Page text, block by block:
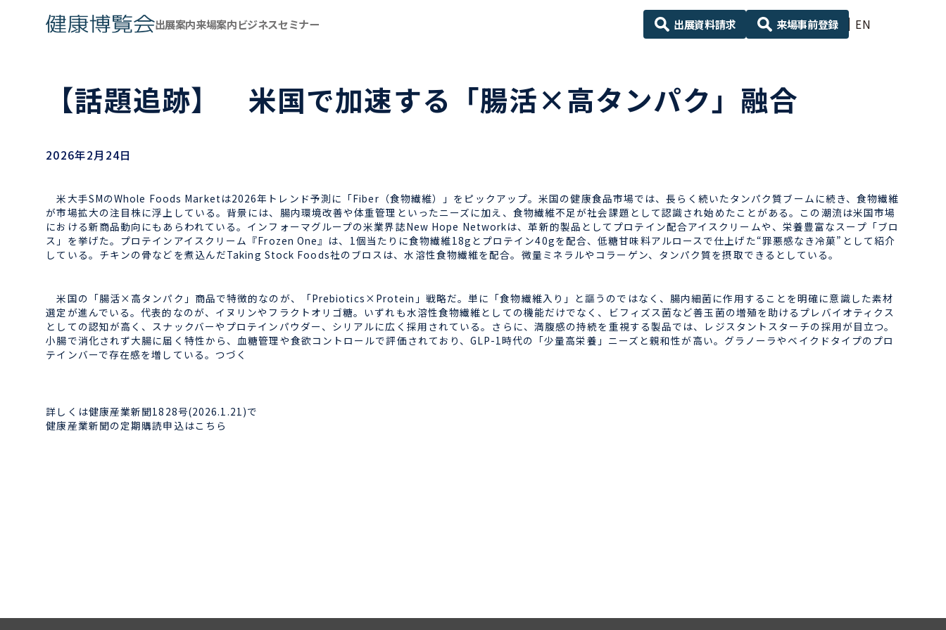
EN
出展案内来場案内ビジネスセミナー 出展資料請求 来場事前登録
【話題追跡】 米国で加速する「腸活×高タンパク」融合
2026年2月24日
米大手SMのWhole Foods Marketは2026年トレンド予測に「Fiber（食物繊維）」をピックアップ。米国の健康食品市場では、長らく続いたタンパク質ブームに続き、食物繊維
が市場拡大の注目株に浮上している。背景には、腸内環境改善や体重管理といったニーズに加え、食物繊維不足が社会課題として認識され始めたことがある。この潮流は米国市場
における新商品動向にもあらわれている。インフォーマグループの米業界誌New Hope Networkは、革新的製品としてプロテイン配合アイスクリームや、栄養豊富なスープ「ブロ
ス」を挙げた。プロテインアイスクリーム『Frozen One』は、1個当たりに食物繊維18gとプロテイン40gを配合、低糖甘味料アルロースで仕上げた“罪悪感なき冷菓”として紹介
している。チキンの骨などを煮込んだTaking Stock Foods社のブロスは、水溶性食物繊維を配合。微量ミネラルやコラーゲン、タンパク質を摂取できるとしている。
米国の「腸活×高タンパク」商品で特徴的なのが、「Prebiotics×Protein」戦略だ。単に「食物繊維入り」と謳うのではなく、腸内細菌に作用することを明確に意識した素材
選定が進んでいる。代表的なのが、イヌリンやフラクトオリゴ糖。いずれも水溶性食物繊維としての機能だけでなく、ビフィズス菌など善玉菌の増殖を助けるプレバイオティクス
としての認知が高く、スナックバーやプロテインパウダー、シリアルに広く採用されている。さらに、満腹感の持続を重視する製品では、レジスタントスターチの採用が目立つ。
小腸で消化されず大腸に届く特性から、血糖管理や食欲コントロールで評価されており、GLP-1時代の「少量高栄養」ニーズと親和性が高い。グラノーラやベイクドタイプのプロ
テインバーで存在感を増している。つづく
詳しくは健康産業新聞1828号(2026.1.21)で
健康産業新聞の定期購読申込はこちら